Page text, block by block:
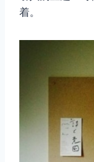
着。